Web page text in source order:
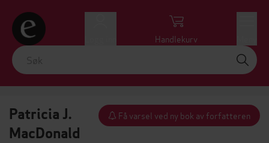
Handlekurv
Patricia J.
MacDonald
Få varsel ved ny bok av forfatteren